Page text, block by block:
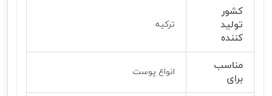
کشور
تولید
کننده
ترکیه
مناسب
برای
انواع پوست